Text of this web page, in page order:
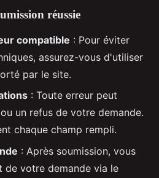
réussie
compatible : Pour éviter
assurez-vous d'utiliser
par le site.
: Toute erreur peut
un refus de votre demande.
chaque champ rempli.
: Après soumission, vous
de votre demande via le